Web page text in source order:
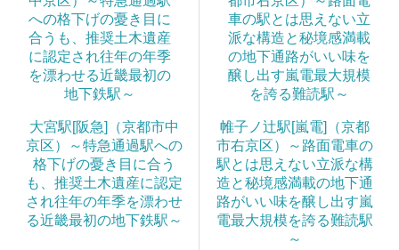
大宮駅[阪急]（京都市中
京区）～特急通過駅への
格下げの憂き目に合う
も、推奨土木遺産に認定
され往年の年季を漂わせ
る近畿最初の地下鉄駅～
帷子ノ辻駅[嵐電]（京都
市右京区）～路面電車の
駅とは思えない立派な構
造と秘境感満載の地下通
路がいい味を醸し出す嵐
電最大規模を誇る難読駅
～